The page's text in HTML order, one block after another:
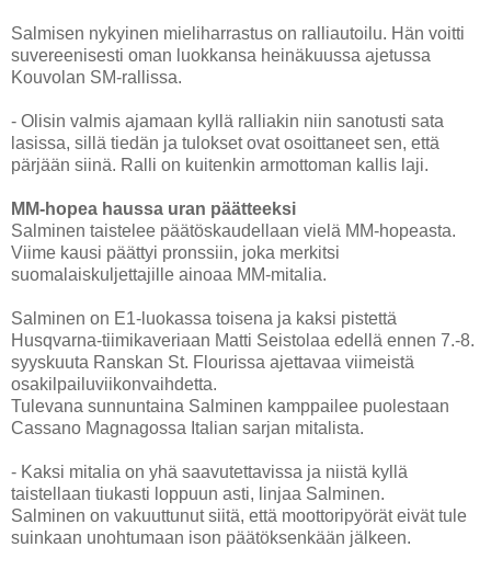
Salmisen nykyinen mieliharrastus on ralliautoilu. Hän voitti
suvereenisesti oman luokkansa heinäkuussa ajetussa
Kouvolan SM-rallissa.
- Olisin valmis ajamaan kyllä ralliakin niin sanotusti sata
lasissa, sillä tiedän ja tulokset ovat osoittaneet sen, että
pärjään siinä. Ralli on kuitenkin armottoman kallis laji.
MM-hopea haussa uran päätteeksi
Salminen taistelee päätöskaudellaan vielä MM-hopeasta.
Viime kausi päättyi pronssiin, joka merkitsi
suomalaiskuljettajille ainoaa MM-mitalia.
Salminen on E1-luokassa toisena ja kaksi pistettä
Husqvarna-tiimikaveriaan Matti Seistolaa edellä ennen 7.-8.
syyskuuta Ranskan St. Flourissa ajettavaa viimeistä
osakilpailuviikonvaihdetta.
Tulevana sunnuntaina Salminen kamppailee puolestaan
Cassano Magnagossa Italian sarjan mitalista.
- Kaksi mitalia on yhä saavutettavissa ja niistä kyllä
taistellaan tiukasti loppuun asti, linjaa Salminen.
Salminen on vakuuttunut siitä, että moottoripyörät eivät tule
suinkaan unohtumaan ison päätöksenkään jälkeen.